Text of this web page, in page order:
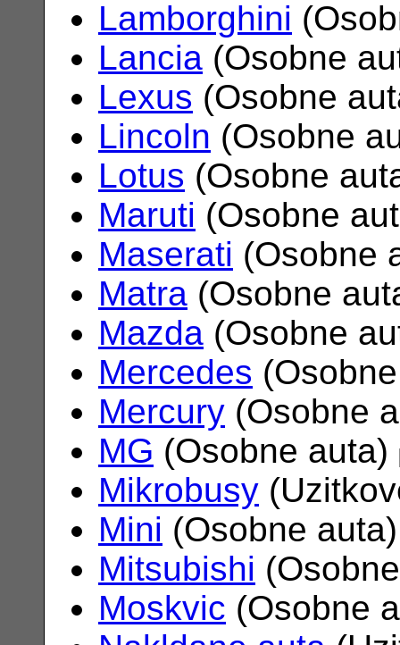
Lamborghini
Lancia (Osobne
Lexus (Osobne
Lincoln (Osobne
Lotus (Osobne
Maruti (Osobne
Maserati (Osobne
Matra (Osobne
Mazda (Osobne
Mercedes
Mercury (Osobne
MG (Osobne auta)
Mikrobusy
Mini (Osobne
Mitsubishi
Moskvic (Osobne